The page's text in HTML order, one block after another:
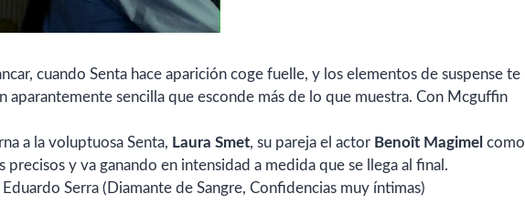
cuando Senta hace aparición coge fuelle, y los elementos de suspense te
aparantemente sencilla que esconde más de lo que muestra. Con Mcguffin
a la voluptuosa Senta, Laura Smet, su pareja el actor Benoît Magimel como
precisos y va ganando en intensidad a medida que se llega al final.
Serra (Diamante de Sangre, Confidencias muy íntimas)